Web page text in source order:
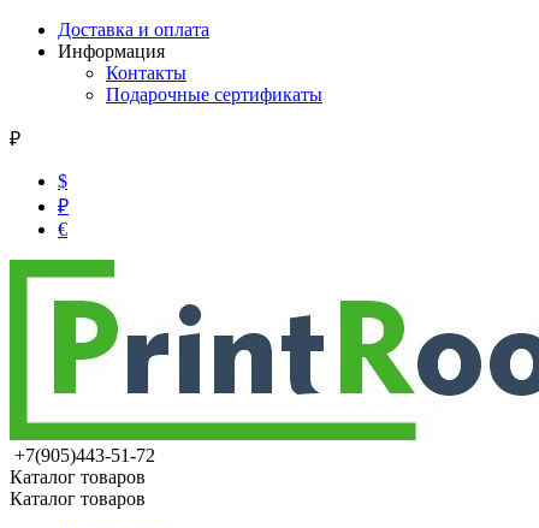
Доставка и оплата
Информация
Контакты
Подарочные сертификаты
₽
$
₽
€
+7(905)443-51-72
Каталог товаров
Каталог товаров